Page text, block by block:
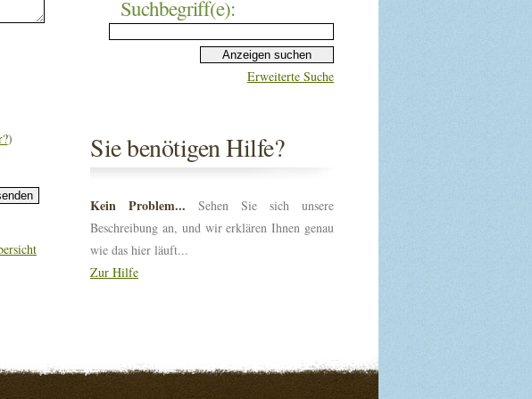
)
Suchbegriff(e):
Erweiterte Suche
Sie benötigen Hilfe?
Kein Problem... Sehen Sie sich unsere
Beschreibung an, und wir erklären Ihnen genau
wie das hier läuft...
Zur Hilfe